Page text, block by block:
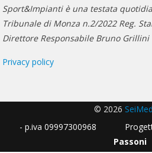
Sport&Impianti è una testata
Tribunale di Monza n.2/2022 Reg.
Direttore Responsabile Bruno Grillini
Privacy policy
© 2026
- p.iva 09997300968
Passoni